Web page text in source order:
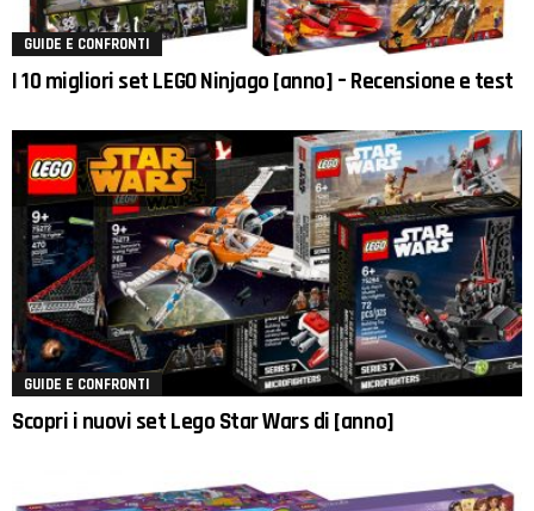
GUIDE E CONFRONTI
I 10 migliori set LEGO Ninjago [anno] – Recensione e test
GUIDE E CONFRONTI
Scopri i nuovi set Lego Star Wars di [anno]